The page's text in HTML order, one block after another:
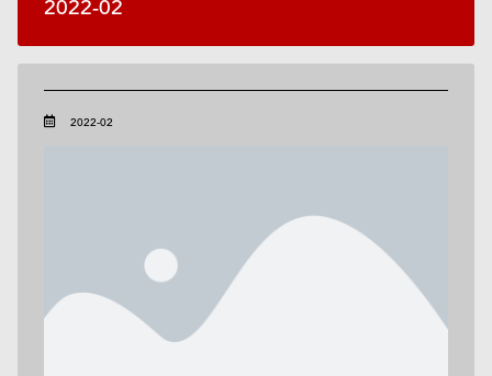
2022-02
2022-02